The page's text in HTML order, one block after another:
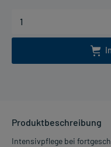
Produktbeschreibung
Intensivpflege bei